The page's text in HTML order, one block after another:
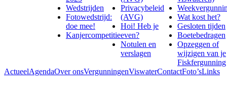
Wedstrijden
Fotowedstrijd:
doe mee!
Kanjercompetitie
Privacybeleid
(AVG)
Hoi! Heb je
even?
Notulen en
verslagen
Wat kost het?
Gesloten tijden
Boetebedragen
Opzeggen of
wijzigen van je
Fiskfergunning
ActueelAgendaOver onsVergunningenViswaterContactFoto’sLinks